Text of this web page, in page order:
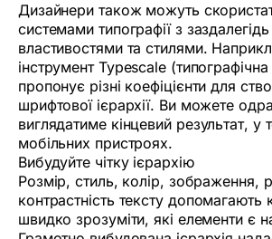
Дизайнери також можуть
системами типографії з
властивостями та стилями.
інструмент Typescale
пропонує різні коефіцієнти для
шрифтової ієрархії. Ви можете
виглядатиме кінцевий результат, у
мобільних пристроях.
Вибудуйте чітку ієрархію
Розмір, стиль, колір, зображення,
контрастність тексту допомагають
швидко зрозуміти, які елементи є